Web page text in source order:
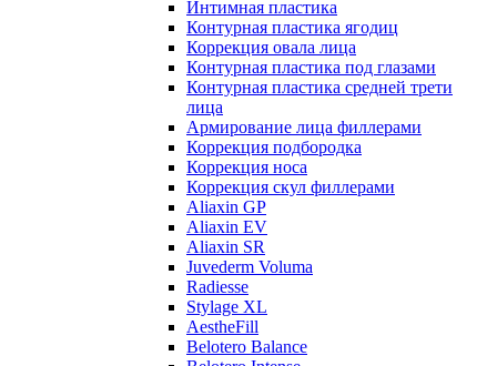
Интимная пластика
Контурная пластика ягодиц
Коррекция овала лица
Контурная пластика под глазами
Контурная пластика средней трети
лица
Армирование лица филлерами
Коррекция подбородка
Коррекция носа
Коррекция скул филлерами
Aliaxin GP
Aliaxin EV
Aliaxin SR
Juvederm Voluma
Radiesse
Stylage XL
AestheFill
Belotero Balance